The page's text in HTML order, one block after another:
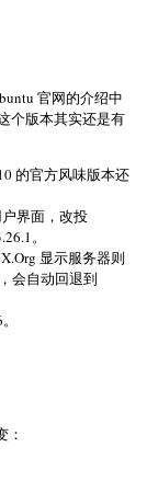
官网的介绍中
个版本其实还是有
的官方风味版本还
界面，改投
。
显示服务器则
会自动回退到
：